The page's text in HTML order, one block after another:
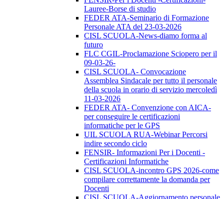
Lauree-Borse di studio
FEDER ATA-Seminario di Formazione
Personale ATA del 23-03-2026
CISL SCUOLA-News-diamo forma al
futuro
FLC CGIL-Proclamazione Sciopero per il
09-03-26-
CISL SCUOLA- Convocazione
Assemblea Sindacale per tutto il personale
della scuola in orario di servizio mercoledì
11-03-2026
FEDER ATA- Convenzione con AICA-
per conseguire le certificazioni
informatiche per le GPS
UIL SCUOLA RUA-Webinar Percorsi
indire secondo ciclo
FENSIR- Informazioni Per i Docenti -
Certificazioni Informatiche
CISL SCUOLA-incontro GPS 2026-come
compilare correttamente la domanda per
Docenti